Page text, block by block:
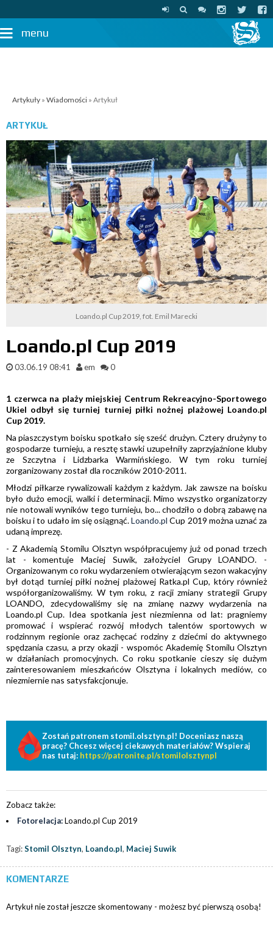
menu
Artykuły » Wiadomości » Artykuł
ARTYKUŁ
Loando.pl Cup 2019, fot. Emil Marecki
Loando.pl Cup 2019
03.06.19 08:41 em 0
1 czerwca na plaży miejskiej Centrum Rekreacyjno-Sportowego
Ukiel odbył się turniej turniej piłki nożnej plażowej Loando.pl
Cup 2019.
Na piaszczystym boisku spotkało się sześć drużyn. Cztery drużyny to
gospodarze turnieju, a resztę stawki uzupełniły zaprzyjaźnione kluby
ze Szczytna i Lidzbarka Warmińskiego. W tym roku turniej
zorganizowany został dla roczników 2010-2011.
Młodzi piłkarze rywalizowali każdym z każdym. Jak zawsze na boisku
było dużo emocji, walki i determinacji. Mimo wszystko organizatorzy
nie notowali wyników tego turnieju, bo... chodziło o dobrą zabawę na
boisku i to udało im się osiągnąć.Loando.pl Cup 2019 można uznać za
udaną imprezę.
- Z Akademią Stomilu Olsztyn współpracujemy już od ponad trzech
lat - komentuje Maciej Suwik, założyciel Grupy LOANDO. -
Organizowanym co roku wydarzeniem otwierającym sezon wakacyjny
był dotąd turniej piłki nożnej plażowej Ratka.pl Cup, który również
współorganizowaliśmy. W tym roku, z racji zmiany strategii Grupy
LOANDO, zdecydowaliśmy się na zmianę nazwy wydarzenia na
Loando.pl Cup. Idea spotkania jest niezmienna od lat: pragniemy
promować i wspierać rozwój młodych talentów sportowych w
rodzinnym regionie oraz zachęcać rodziny z dziećmi do aktywnego
spędzania czasu, a przy okazji - wspomóc Akademię Stomilu Olsztyn
w działaniach promocyjnych. Co roku spotkanie cieszy się dużym
zainteresowaniem mieszkańców Olsztyna i lokalnych mediów, co
niezmiernie nas satysfakcjonuje.
Zostań patronem stomil.olsztyn.pl! Doceniasz naszą
pracę? Chcesz więcej ciekawych materiałów? Wspieraj
nas tutaj: https://patronite.pl/stomilolsztynpl
Zobacz także:
Fotorelacja:Loando.pl Cup 2019
Tagi:Stomil Olsztyn, Loando.pl, Maciej Suwik
KOMENTARZE
Artykuł nie został jeszcze skomentowany - możesz być pierwszą osobą!